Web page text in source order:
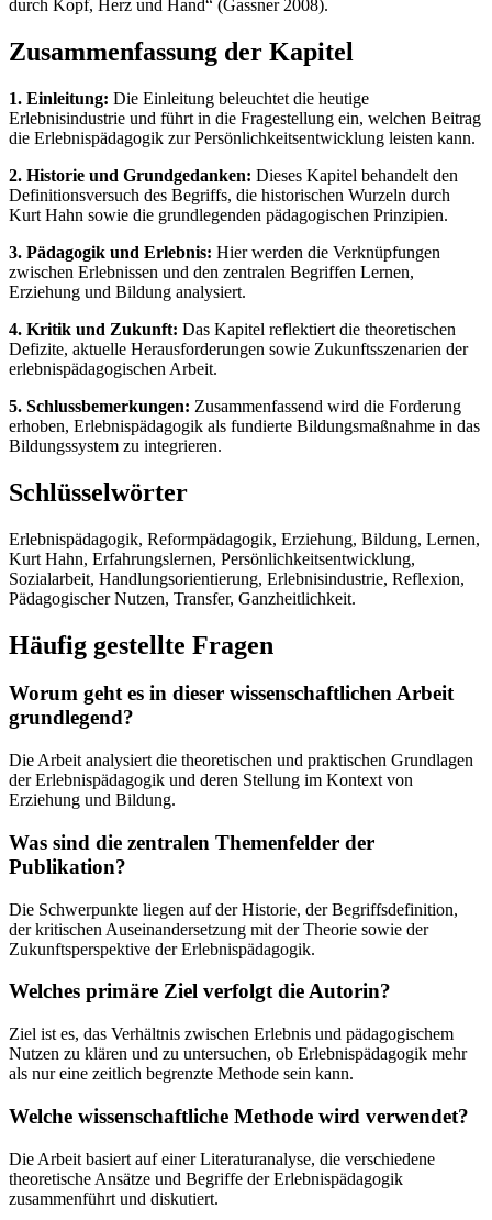
durch Kopf, Herz und Hand“ (Gassner 2008).
Zusammenfassung der Kapitel
1. Einleitung: Die Einleitung beleuchtet die heutige
Erlebnisindustrie und führt in die Fragestellung ein, welchen Beitrag
die Erlebnispädagogik zur Persönlichkeitsentwicklung leisten kann.
2. Historie und Grundgedanken: Dieses Kapitel behandelt den
Definitionsversuch des Begriffs, die historischen Wurzeln durch
Kurt Hahn sowie die grundlegenden pädagogischen Prinzipien.
3. Pädagogik und Erlebnis: Hier werden die Verknüpfungen
zwischen Erlebnissen und den zentralen Begriffen Lernen,
Erziehung und Bildung analysiert.
4. Kritik und Zukunft: Das Kapitel reflektiert die theoretischen
Defizite, aktuelle Herausforderungen sowie Zukunftsszenarien der
erlebnispädagogischen Arbeit.
5. Schlussbemerkungen: Zusammenfassend wird die Forderung
erhoben, Erlebnispädagogik als fundierte Bildungsmaßnahme in das
Bildungssystem zu integrieren.
Schlüsselwörter
Erlebnispädagogik, Reformpädagogik, Erziehung, Bildung, Lernen,
Kurt Hahn, Erfahrungslernen, Persönlichkeitsentwicklung,
Sozialarbeit, Handlungsorientierung, Erlebnisindustrie, Reflexion,
Pädagogischer Nutzen, Transfer, Ganzheitlichkeit.
Häufig gestellte Fragen
Worum geht es in dieser wissenschaftlichen Arbeit
grundlegend?
Die Arbeit analysiert die theoretischen und praktischen Grundlagen
der Erlebnispädagogik und deren Stellung im Kontext von
Erziehung und Bildung.
Was sind die zentralen Themenfelder der
Publikation?
Die Schwerpunkte liegen auf der Historie, der Begriffsdefinition,
der kritischen Auseinandersetzung mit der Theorie sowie der
Zukunftsperspektive der Erlebnispädagogik.
Welches primäre Ziel verfolgt die Autorin?
Ziel ist es, das Verhältnis zwischen Erlebnis und pädagogischem
Nutzen zu klären und zu untersuchen, ob Erlebnispädagogik mehr
als nur eine zeitlich begrenzte Methode sein kann.
Welche wissenschaftliche Methode wird verwendet?
Die Arbeit basiert auf einer Literaturanalyse, die verschiedene
theoretische Ansätze und Begriffe der Erlebnispädagogik
zusammenführt und diskutiert.